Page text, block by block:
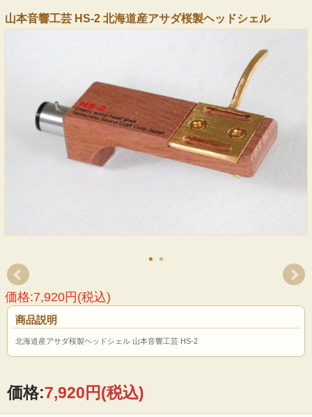
山本音響工芸 HS-2 北海道産アサダ桜製ヘッドシェル
価格:7,920円(税込)
商品説明
北海道産アサダ桜製ヘッドシェル 山本音響工芸 HS-2
価格:7,920円(税込)